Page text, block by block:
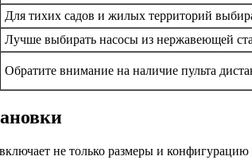
Для тихих садов и жилых территорий
Лучше выбирать насосы из нержавеющей
Обратите внимание на наличие пульта
не только размеры и